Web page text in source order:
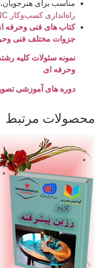
مناسب برای
راه‌اندازی کسب‌وکار CNC
کتاب های فنی وحرفه
جزوات مختلف فنی
نمونه سئولات کلیه
وحرفه ای
دوره های آموزشی
محصولات مرتبط